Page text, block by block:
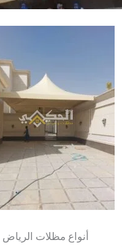
أنواع مظلات الرياض